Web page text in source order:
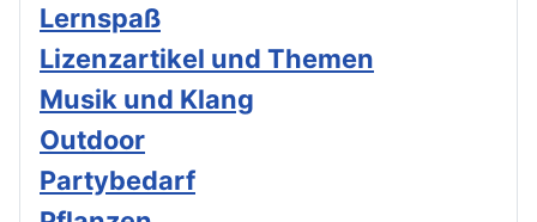
Lernspaß
Lizenzartikel und Themen
Musik und Klang
Outdoor
Partybedarf